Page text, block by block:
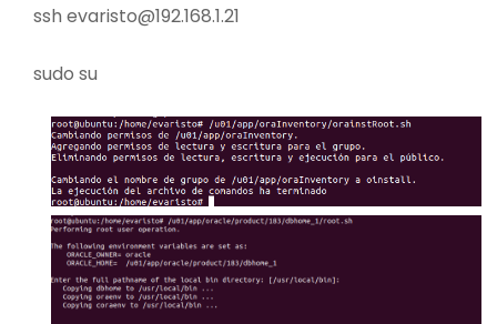
ssh evaristo@192.168.1.21
sudo su